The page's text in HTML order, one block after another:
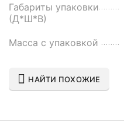
Габариты упаковки
(Д*Ш*В)
Масса с упаковкой
НАЙТИ ПОХОЖИЕ